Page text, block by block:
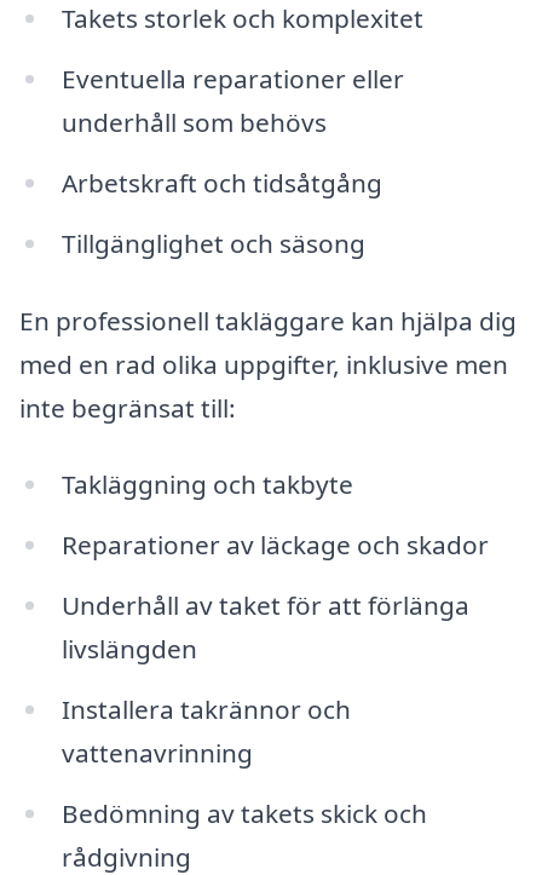
Takets storlek och komplexitet
Eventuella reparationer eller
underhåll som behövs
Arbetskraft och tidsåtgång
Tillgänglighet och säsong
En professionell takläggare kan hjälpa dig
med en rad olika uppgifter, inklusive men
inte begränsat till:
Takläggning och takbyte
Reparationer av läckage och skador
Underhåll av taket för att förlänga
livslängden
Installera takrännor och
vattenavrinning
Bedömning av takets skick och
rådgivning